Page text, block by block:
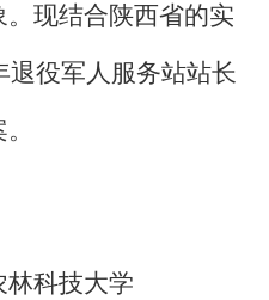
现结合陕西省的实
退役军人服务站站长
林科技大学